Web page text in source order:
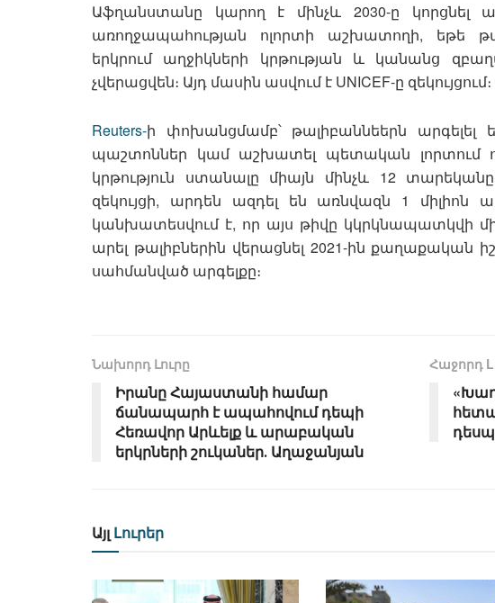
Աֆղանստանը կարող է մինչև 2030-ը կորցնել
առողջապահության ոլորտի աշխատողի, եթե
երկրում աղջիկների կրթության և կանանց
չվերացվեն։ Այդ մասին ասվում է UNICEF-ը զեկույցում։
Reuters-ի փոխանցմամբ՝ թալիբաննեերն
պաշտոններ կամ աշխատել պետական լորտում
կրթություն ստանալը միայն մինչև 12
զեկույցի, արդեն ազդել են առնվազն 1 միլիոն
կանխատեսվում է, որ այս թիվը կկրկնապատկվի
արել թալիբներին վերացնել 2021-ին քաղաքական
սահմանված արգելքը։
Նախորդ Լուրը
Իրանը Հայաստանի համար
ճանապարհ է ապահովում դեպի
Հեռավոր Արևելք և արաբական
երկրների շուկաներ․ Աղաջանյան
Հաջորդ
Այլ Լուրեր